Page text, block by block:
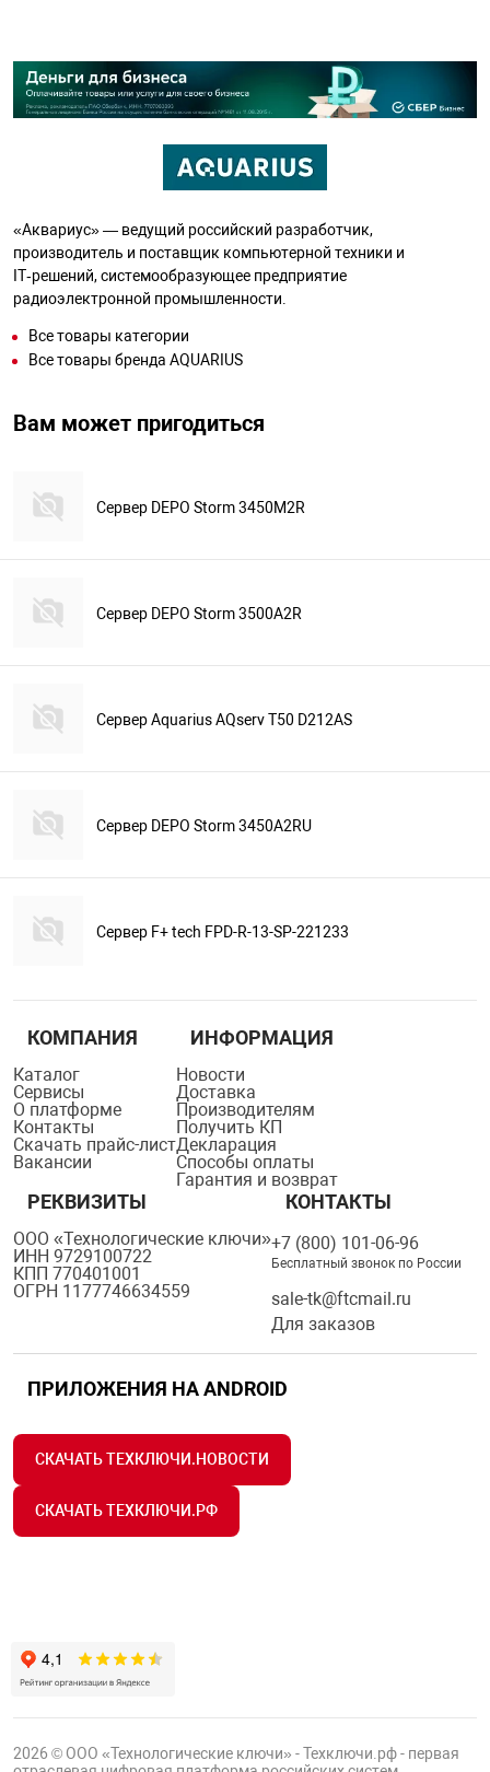
«Аквариус» — ведущий российский разработчик,
производитель и поставщик компьютерной техники и
IT‑решений, системообразующее предприятие
радиоэлектронной промышленности.
Все товары категории
Все товары бренда AQUARIUS
Вам может пригодиться
Сервер DEPO Storm 3450M2R
Сервер DEPO Storm 3500A2R
Сервер Aquarius AQserv T50 D212AS
Сервер DEPO Storm 3450A2RU
Сервер F+ tech FPD-R-13-SP-221233
КОМПАНИЯ
Каталог
Сервисы
О платформе
Контакты
Скачать прайс-лист
Вакансии
ИНФОРМАЦИЯ
Новости
Доставка
Производителям
Получить КП
Декларация
Способы оплаты
Гарантия и возврат
РЕКВИЗИТЫ
ООО «Технологические ключи»
ИНН 9729100722
КПП 770401001
ОГРН 1177746634559
КОНТАКТЫ
+7 (800) 101-06-96
Бесплатный звонок по России
sale-tk@ftcmail.ru
Для заказов
ПРИЛОЖЕНИЯ НА ANDROID
СКАЧАТЬ ТЕХКЛЮЧИ.НОВОСТИ
СКАЧАТЬ ТЕХКЛЮЧИ.РФ
2026 © ООО «Технологические ключи» - Техключи.рф - первая